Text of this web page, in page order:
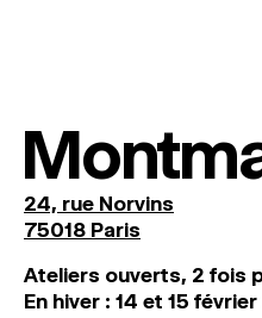
24, rue Norvins
75018 Paris
Ateliers ouverts, 2 fois
En hiver : 14 et 15